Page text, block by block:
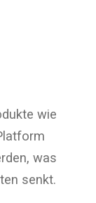
wie
was
senkt.